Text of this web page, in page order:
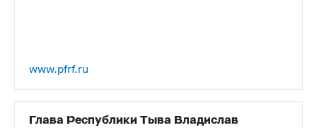
www.pfrf.ru
Глава Республики Тыва Владислав